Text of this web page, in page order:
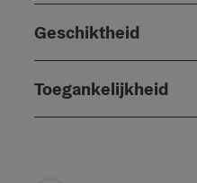
Geschiktheid
Toegankelijkheid